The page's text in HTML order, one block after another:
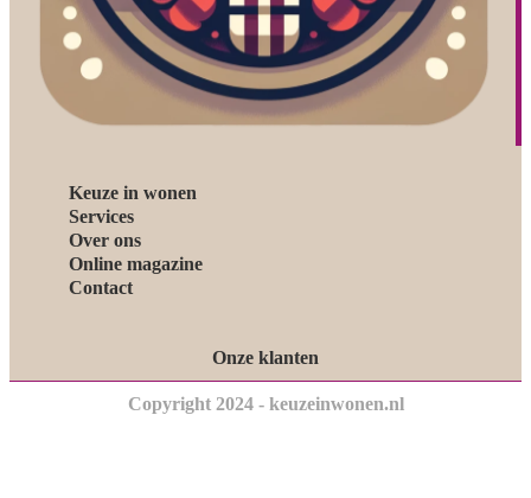
Keuze in wonen
Services
Over ons
Online magazine
Contact
Onze klanten
Copyright 2024 - keuzeinwonen.nl